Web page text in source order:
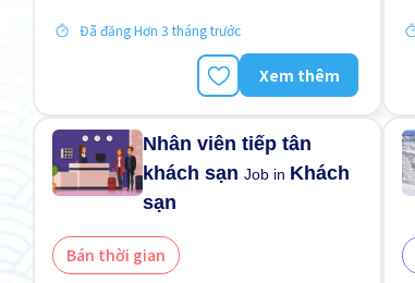
Đã đăng Hơn 3 tháng trước
Xem thêm
Nhân viên tiếp tân
khách sạnJob in Khách
sạn
Bán thời gian